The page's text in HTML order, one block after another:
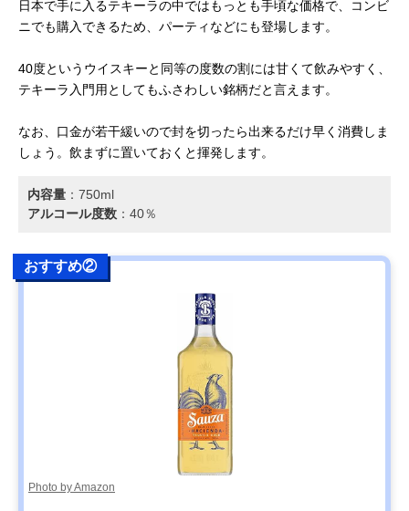
日本で手に入るテキーラの中ではもっとも手頃な価格で、コンビ
ニでも購入できるため、パーティなどにも登場します。
40度というウイスキーと同等の度数の割には甘くて飲みやすく、
テキーラ入門用としてもふさわしい銘柄だと言えます。
なお、口金が若干緩いので封を切ったら出来るだけ早く消費しま
しょう。飲まずに置いておくと揮発します。
内容量 ：‎750ml
アルコール度数 ：40％
おすすめ②
Photo by Amazon